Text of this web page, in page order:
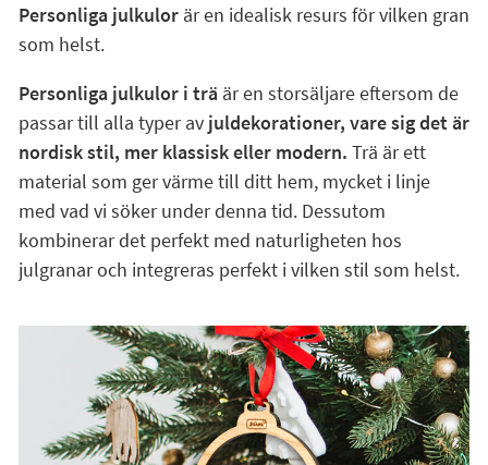
Personliga julkulorär en idealisk resurs för vilken gran
som helst.
Personliga julkulor i träär en storsäljare eftersom de
passar till alla typer av juldekorationer, vare sig det är
nordisk stil, mer klassisk eller modern. Trä är ett
material som ger värme till ditt hem, mycket i linje
med vad vi söker under denna tid. Dessutom
kombinerar det perfekt med naturligheten hos
julgranar och integreras perfekt i vilken stil som helst.